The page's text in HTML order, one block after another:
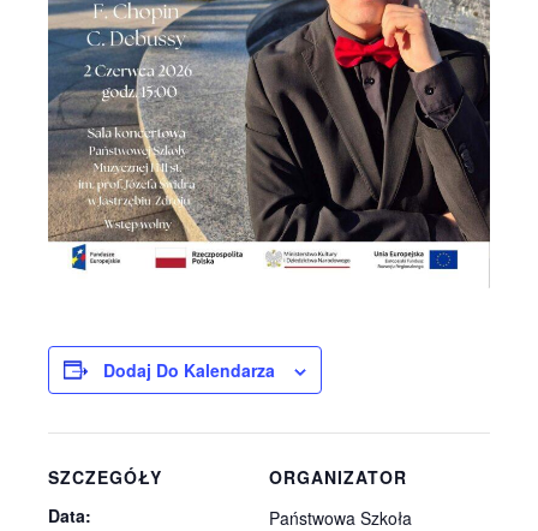
Dodaj Do Kalendarza
SZCZEGÓŁY
Data:
ORGANIZATOR
Państwowa Szkoła